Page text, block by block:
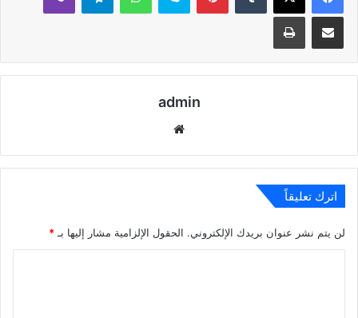
مشاركة عبر البريد طباعة
admin
اترك تعليقاً
لن يتم نشر عنوان بريدك الإلكتروني. الحقول الإلزامية مشار إليها بـ *